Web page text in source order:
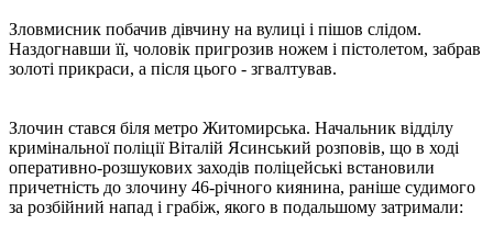
Зловмисник побачив дівчину на вулиці і пішов слідом.
Наздогнавши її, чоловік пригрозив ножем і пістолетом, забрав
золоті прикраси, а після цього - згвалтував.
Злочин стався біля метро Житомирська. Начальник відділу
кримінальної поліції Віталій Ясинський розповів, що в ході
оперативно-розшукових заходів поліцейські встановили
причетність до злочину 46-річного киянина, раніше судимого
за розбійний напад і грабіж, якого в подальшому затримали: